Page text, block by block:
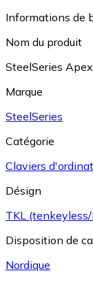
Informations de
Nom du produit
SteelSeries
Marque
SteelSeries
Catégorie
Claviers
Désign
TKL
Disposition de
Nordique